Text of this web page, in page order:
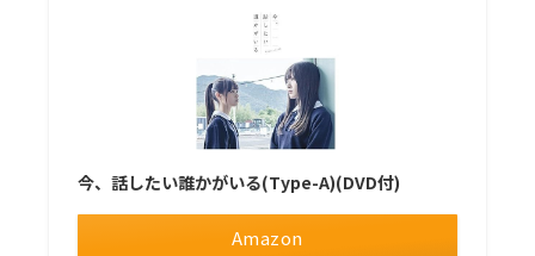
今、話したい誰かがいる(Type-A)(DVD付)
Amazon